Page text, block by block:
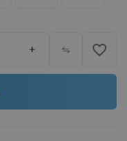
+ favorite_border